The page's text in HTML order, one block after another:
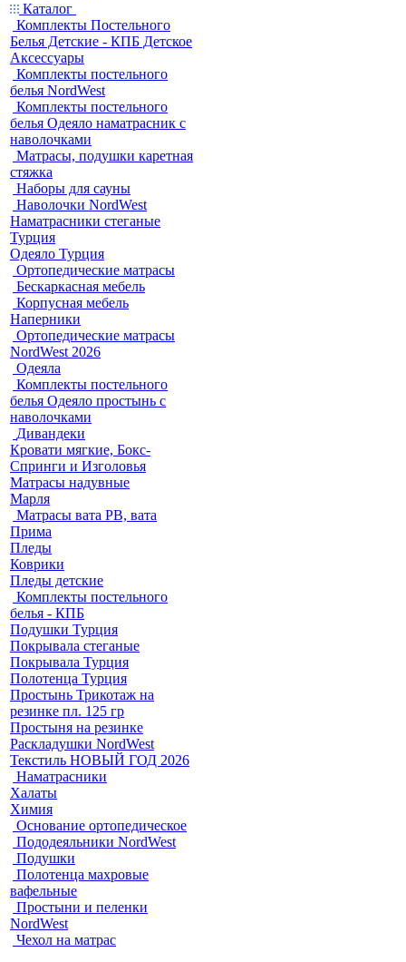
Каталог
Комплекты Постельного
Белья Детские - КПБ Детское
Аксессуары
Комплекты постельного
белья NordWest
Комплекты постельного
белья Одеяло наматрасник с
наволочками
Матрасы, подушки каретная
стяжка
Наборы для сауны
Наволочки NordWest
Наматрасники стеганые
Турция
Одеяло Турция
Ортопедические матрасы
Бескаркасная мебель
Корпусная мебель
Наперники
Ортопедические матрасы
NordWest 2026
Одеяла
Комплекты постельного
белья Одеяло простынь с
наволочками
Дивандеки
Кровати мягкие, Бокс-
Спринги и Изголовья
Матрасы надувные
Марля
Матрасы вата РВ, вата
Прима
Пледы
Коврики
Пледы детские
Комплекты постельного
белья - КПБ
Подушки Турция
Покрывала стеганые
Покрывала Турция
Полотенца Турция
Простынь Трикотаж на
резинке пл. 125 гр
Простыня на резинке
Раскладушки NordWest
Текстиль НОВЫЙ ГОД 2026
Наматрасники
Халаты
Химия
Основание ортопедическое
Пододеяльники NordWest
Подушки
Полотенца махровые
вафельные
Простыни и пеленки
NordWest
Чехол на матрас